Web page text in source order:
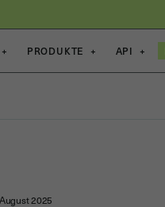
+ PRODUKTE + API +
2025